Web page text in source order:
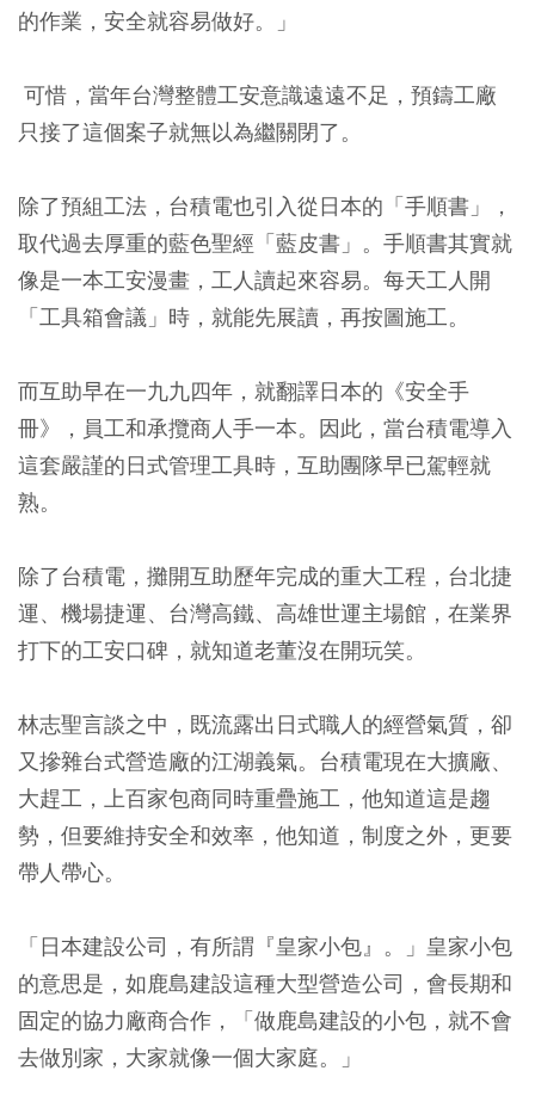
的作業，安全就容易做好。」
可惜，當年台灣整體工安意識遠遠不足，預鑄工廠
只接了這個案子就無以為繼關閉了。
除了預組工法，台積電也引入從日本的「手順書」，
取代過去厚重的藍色聖經「藍皮書」。手順書其實就
像是一本工安漫畫，工人讀起來容易。每天工人開
「工具箱會議」時，就能先展讀，再按圖施工。
而互助早在一九九四年，就翻譯日本的《安全手
冊》，員工和承攬商人手一本。因此，當台積電導入
這套嚴謹的日式管理工具時，互助團隊早已駕輕就
熟。
除了台積電，攤開互助歷年完成的重大工程，台北捷
運、機場捷運、台灣高鐵、高雄世運主場館，在業界
打下的工安口碑，就知道老董沒在開玩笑。
林志聖言談之中，既流露出日式職人的經營氣質，卻
又摻雜台式營造廠的江湖義氣。台積電現在大擴廠、
大趕工，上百家包商同時重疊施工，他知道這是趨
勢，但要維持安全和效率，他知道，制度之外，更要
帶人帶心。
「日本建設公司，有所謂『皇家小包』。」皇家小包
的意思是，如鹿島建設這種大型營造公司，會長期和
固定的協力廠商合作，「做鹿島建設的小包，就不會
去做別家，大家就像一個大家庭。」